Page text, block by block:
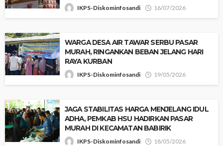
IKPS-Diskominfosandi 16/07/2026
‎WARGA DESA AIR TAWAR SERBU PASAR
MURAH, RINGANKAN BEBAN JELANG HARI
RAYA KURBAN
IKPS-Diskominfosandi 19/05/2026
JAGA STABILITAS HARGA MENJELANG IDUL
ADHA, PEMKAB HSU HADIRKAN PASAR
MURAH DI KECAMATAN BABIRIK
IKPS-Diskominfosandi 18/05/2026